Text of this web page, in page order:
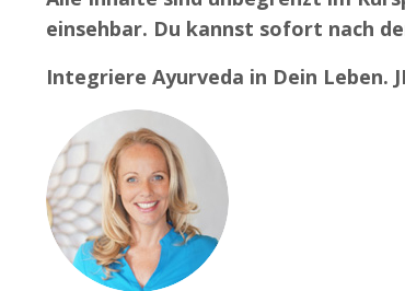
einsehbar. Du kannst sofort nach
Integriere Ayurveda in Dein Leben.